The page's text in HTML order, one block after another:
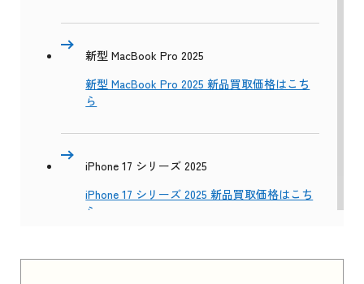
新型 MacBook Pro 2025
新型 MacBook Pro 2025 新品買取価格はこち
ら
iPhone 17 シリーズ 2025
iPhone 17 シリーズ 2025 新品買取価格はこち
ら